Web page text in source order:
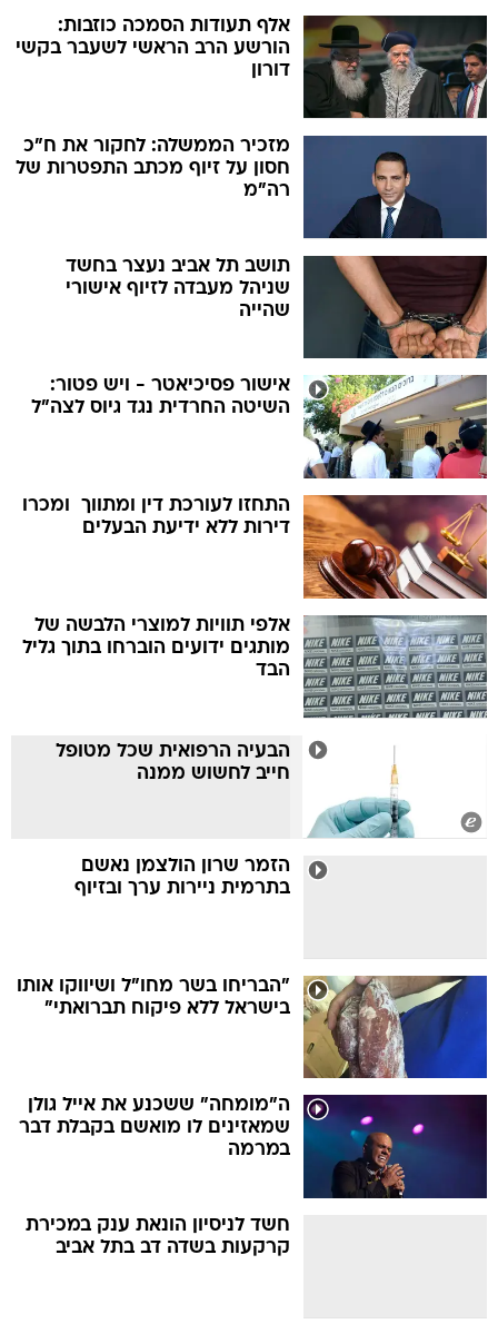
אלף תעודות הסמכה כוזבות:
הורשע הרב הראשי לשעבר בקשי
דורון
מזכיר הממשלה: לחקור את ח"כ
חסון על זיוף מכתב התפטרות של
רה"מ
תושב תל אביב נעצר בחשד
שניהל מעבדה לזיוף אישורי
שהייה
אישור פסיכיאטר - ויש פטור:
השיטה החרדית נגד גיוס לצה"ל
התחזו לעורכת דין ומתווך  ומכרו
דירות ללא ידיעת הבעלים
אלפי תוויות למוצרי הלבשה של
מותגים ידועים הוברחו בתוך גליל
הבד
הבעיה הרפואית שכל מטופל
חייב לחשוש ממנה
הזמר שרון הולצמן נאשם
בתרמית ניירות ערך ובזיוף
"הבריחו בשר מחו"ל ושיווקו אותו
בישראל ללא פיקוח תברואתי"
ה"מומחה" ששכנע את אייל גולן
שמאזינים לו מואשם בקבלת דבר
במרמה
חשד לניסיון הונאת ענק במכירת
קרקעות בשדה דב בתל אביב